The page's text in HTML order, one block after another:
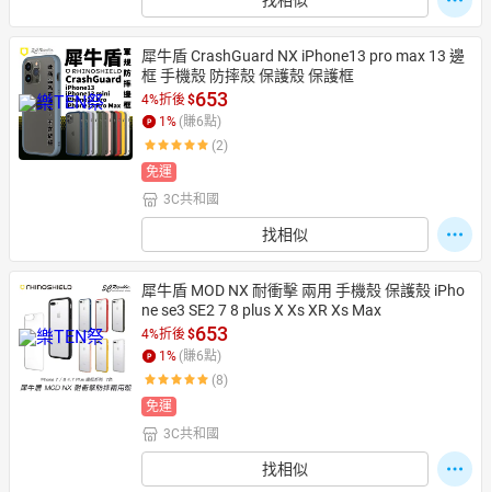
犀牛盾 CrashGuard NX iPhone13 pro max 13 邊
框 手機殼 防摔殼 保護殼 保護框
4%折後$653
1 % (賺6點)
(2)
免運
3C共和國
找相似
犀牛盾 MOD NX 耐衝擊 兩用 手機殼 保護殼 iPho
ne se3 SE2 7 8 plus X Xs XR Xs Max
4%折後$653
1 % (賺6點)
(8)
免運
3C共和國
找相似